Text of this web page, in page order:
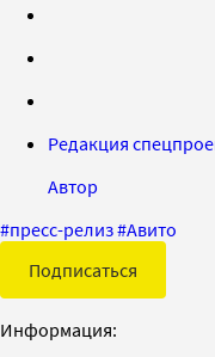
Редакция
Автор
#пресс-релиз#Авито
Подписаться
Информация: